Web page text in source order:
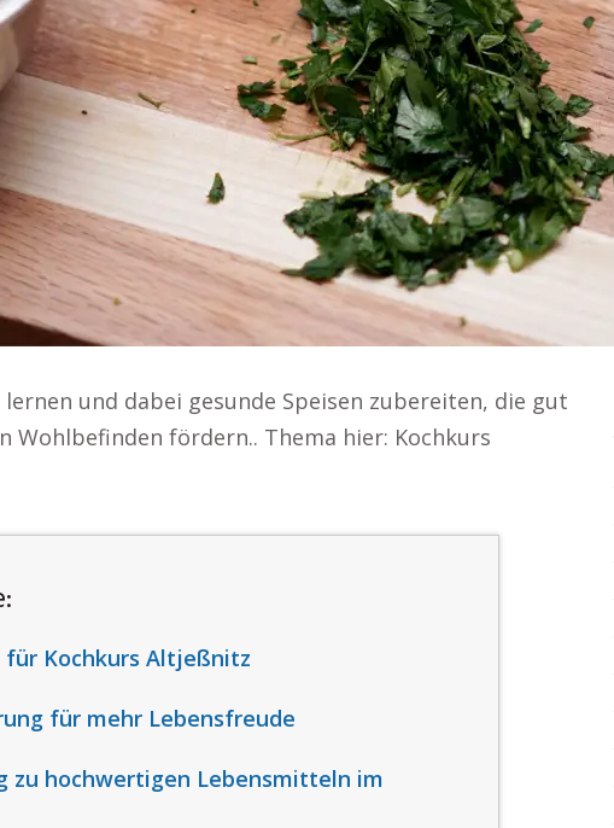
und dabei gesunde Speisen zubereiten, die gut
Wohlbefinden fördern.. Thema hier: Kochkurs
für Kochkurs Altjeßnitz
für mehr Lebensfreude
zu hochwertigen Lebensmitteln im